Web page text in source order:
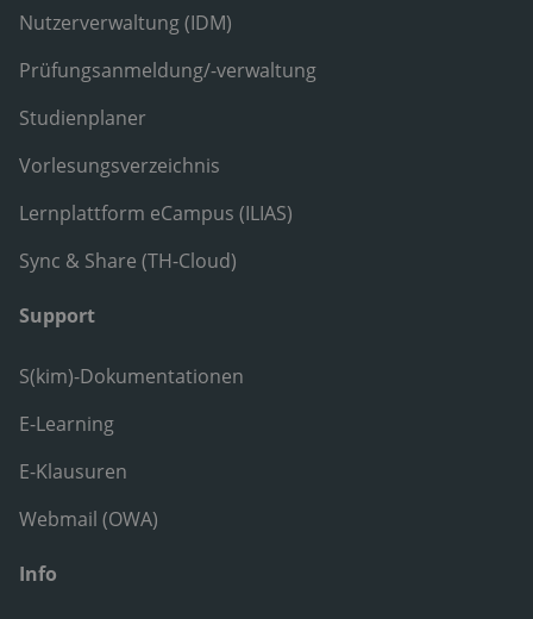
Nutzerverwaltung (IDM)
Prüfungsanmeldung/-verwaltung
Studienplaner
Vorlesungsverzeichnis
Lernplattform eCampus (ILIAS)
Sync & Share (TH-Cloud)
Support
S(kim)-Dokumentationen
E-Learning
E-Klausuren
Webmail (OWA)
Info